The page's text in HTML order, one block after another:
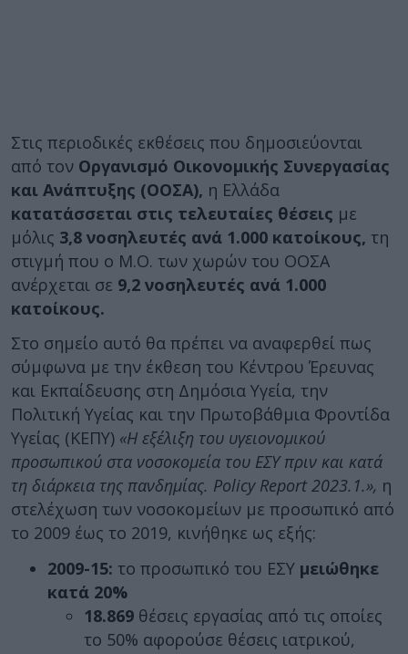
Στις περιοδικές εκθέσεις που δημοσιεύονται
από τον Οργανισμό Οικονομικής Συνεργασίας
και Ανάπτυξης (ΟΟΣΑ), η Ελλάδα
κατατάσσεται στις τελευταίες θέσεις με
μόλις 3,8 νοσηλευτές ανά 1.000 κατοίκους, τη
στιγμή που ο Μ.Ο. των χωρών του ΟΟΣΑ
ανέρχεται σε 9,2 νοσηλευτές ανά 1.000
κατοίκους.
Στο σημείο αυτό θα πρέπει να αναφερθεί πως
σύμφωνα με την έκθεση του Κέντρου Έρευνας
και Εκπαίδευσης στη Δημόσια Υγεία, την
Πολιτική Υγείας και την Πρωτοβάθμια Φροντίδα
Υγείας (ΚΕΠΥ) «Η εξέλιξη του υγειονομικού
προσωπικού στα νοσοκομεία του ΕΣΥ πριν και κατά
τη διάρκεια της πανδημίας. Policy Report 2023.1.», η
στελέχωση των νοσοκομείων με προσωπικό από
το 2009 έως το 2019, κινήθηκε ως εξής:
2009-15: το προσωπικό του ΕΣΥ μειώθηκε
κατά 20%
18.869 θέσεις εργασίας από τις οποίες
το 50% αφορούσε θέσεις ιατρικού,